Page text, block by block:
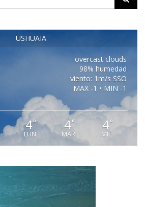
USHUAIA
overcast clouds
98% humedad
viento: 1m/s SSO
MAX -1 • MIN -1
4°
LUN
4°
MAR
4°
MIE